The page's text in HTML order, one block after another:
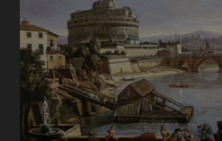
KINDER- & JUGENDBUCH
VERLAG
IDEEN & BEGLEITMATERIAL